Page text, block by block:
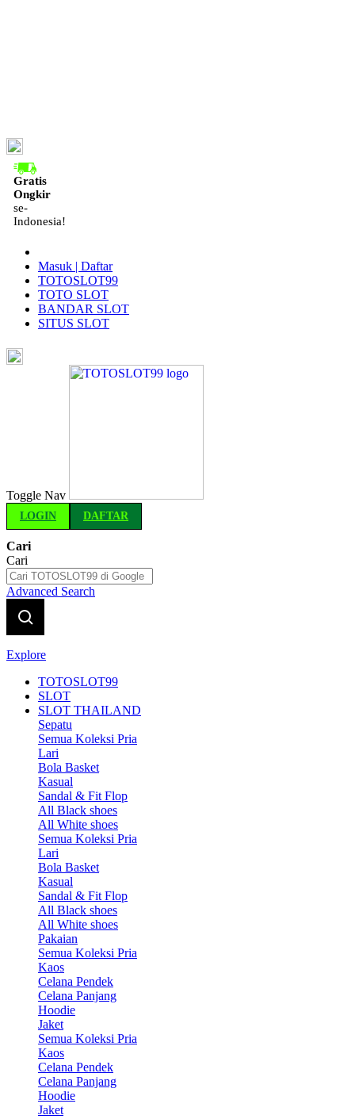
Gratis
Ongkir
se-
Indonesia!
Masuk | Daftar
TOTOSLOT99
TOTO SLOT
BANDAR SLOT
SITUS SLOT
Toggle Nav
LOGIN DAFTAR
Cari
Cari
Advanced Search
Explore
TOTOSLOT99
SLOT
SLOT THAILAND
Sepatu
Semua Koleksi Pria
Lari
Bola Basket
Kasual
Sandal & Fit Flop
All Black shoes
All White shoes
Semua Koleksi Pria
Lari
Bola Basket
Kasual
Sandal & Fit Flop
All Black shoes
All White shoes
Pakaian
Semua Koleksi Pria
Kaos
Celana Pendek
Celana Panjang
Hoodie
Jaket
Semua Koleksi Pria
Kaos
Celana Pendek
Celana Panjang
Hoodie
Jaket